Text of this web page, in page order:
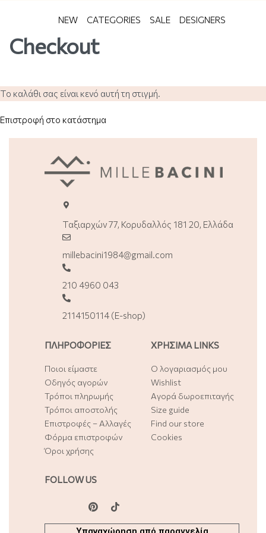
NEW CATEGORIES SALE DESIGNERS
Checkout
Το καλάθι σας είναι κενό αυτή τη στιγμή.
Επιστροφή στο κατάστημα
Ταξιαρχών 77, Κορυδαλλός 181 20, Ελλάδα
millebacini1984@gmail.com
210 4960 043
2114150114 (E-shop)
ΠΛΗΡΟΦΟΡΙΕΣ
Ποιοι είμαστε
Οδηγός αγορών
Τρόποι πληρωμής
Τρόποι αποστολής
Επιστροφές – Αλλαγές
Φόρμα επιστροφών
Όροι χρήσης
ΧΡΗΣΙΜΑ LINKS
Ο λογαριασμός μου
Wishlist
Αγορά δωροεπιταγής
Size guide
Find our store
Cookies
FOLLOW US